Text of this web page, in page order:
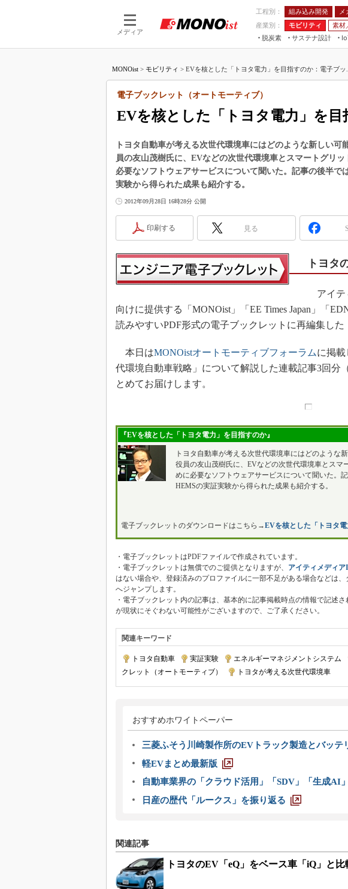
メディア
工程別： 組み込み開発
産業別：
モビリティ 素材
脱炭素
サステナ設計
つながる工場
つながるサービス
AI×設備保全
Physical AI
JIMTOF
IIFES
ジャパ
MONOist > モビリティ > EVを核とした「トヨタ電力」を目指すのか：電子ブッ...
EVを核とした「トヨタ電力」を目
電子ブックレット（オートモーティブ）
トヨタ自動車が考える次世代環境車にはどのような新しい
員の友山茂樹氏に、EVなどの次世代環境車とスマートグリ
必要なソフトウェアサービスについて聞いた。記事の後半で
実験から得られた成果も紹介する。
2012年09月28日 16時28分 公開
印刷する 見る
トヨタ
アイテ
向けに提供する「MONOist」「EE Times Japan」「
読みやすいPDF形式の電子ブックレットに再編集した
本日はMONOistオートモーティブフォーラムに掲
代環境自動車戦略」について解説した連載記事3回分
とめてお届けします。
『EVを核とした「トヨタ電力」を目指すのか』
トヨタ自動車が考える次世代環境車にはどのような
役員の友山茂樹氏に、EVなどの次世代環境車とスマ
めに必要なソフトウェアサービスについて聞いた。
HEMSの実証実験から得られた成果も紹介する。
電子ブックレットのダウンロードはこちら→EVを核とした「トヨタ
・電子ブックレットはPDFファイルで作成されています。
・電子ブックレットは無償でのご提供となりますが、 アイティメディア
はない場合や、登録済みのプロファイルに一部不足がある場合などは
へジャンプします。
・電子ブックレット内の記事は、基本的に記事掲載時点の情報で記述
が現状にそぐわない可能性がございますので、ご了承ください。
関連キーワード
トヨタ自動車 実証実験 エネルギーマネジメントシステム
クレット（オートモーティブ）
トヨタが考える次世代環境車
おすすめホワイトペーパー
三菱ふそう川崎製作所のEVトラック製造とバッテ
軽EVまとめ最新版
自動車業界の「クラウド活用」「SDV」「生成AI
日産の歴代「ルークス」を振り返る
関連記事
トヨタのEV「eQ」をベース車「iQ」と